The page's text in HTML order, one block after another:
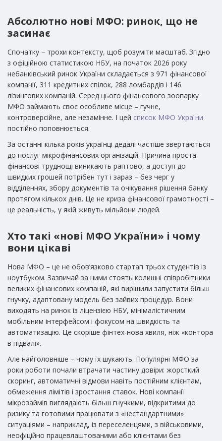
Абсолютно нові МФО: ринок, що не
засинає
Спочатку – трохи контексту, щоб розуміти масштаб. Згідно
з офіційною статистикою НБУ, на початок 2026 року
небанківський ринок України складається з 971 фінансової
компанії, 311 кредитних спілок, 288 ломбардів і 146
лізингових компаній. Серед цього фінансового зоопарку
МФО займають своє особливе місце – гучне,
контроверсійне, але незамінне. І цей список МФО України
постійно поповнюється.
За останні кілька років українці дедалі частіше звертаються
до послуг мікрофінансових організацій. Причина проста:
фінансові труднощі виникають раптово, а доступ до
швидких грошей потрібен тут і зараз – без черг у
відділеннях, збору документів та очікування рішення банку
протягом кількох днів. Це не криза фінансової грамотності –
це реальність, у якій живуть мільйони людей.
Хто такі «нові МФО України» і чому
вони цікаві
Нова МФО – це не обов’язково стартап трьох студентів із
ноутбуком. Зазвичай за ними стоять колишні співробітники
великих фінансових компаній, які вирішили запустити більш
гнучку, адаптовану модель без зайвих процедур. Вони
виходять на ринок із ліцензією НБУ, мінімалістичним
мобільним інтерфейсом і фокусом на швидкість та
автоматизацію. Це скоріше фінтех-нова хвиля, ніж «контора
в підвалі».
Але найголовніше – чому їх шукають. Популярні МФО за
роки роботи почали втрачати частину довіри: жорсткий
скоринг, автоматичні відмови навіть постійним клієнтам,
обмеження лімітів і зростання ставок. Нові компанії
мікрозаймів виглядають більш гнучкими, відкритими до
ризику та готовими працювати з «нестандартними»
ситуаціями – наприклад, із переселенцями, з військовими,
неофіційно працевлаштованими або клієнтами без